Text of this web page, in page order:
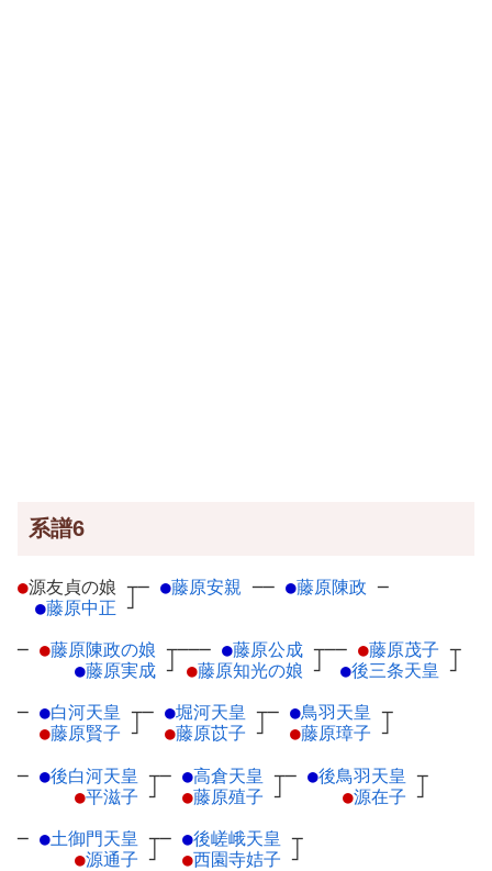
系譜6
●源友貞の娘 ┬
●藤原中正 ┘
─ ●藤原安親 ── ●藤原陳政 ─
─ ●藤原陳政の娘 ┬
●藤原実成 ┘
─── ●藤原公成 ┬
●藤原知光の娘 ┘
── ●藤原茂子 ┬
●後三条天皇 ┘
─ ●白河天皇 ┬
●藤原賢子 ┘
─ ●堀河天皇 ┬
●藤原苡子 ┘
─ ●鳥羽天皇 ┬
●藤原璋子 ┘
─ ●後白河天皇 ┬
●平滋子 ┘
─ ●高倉天皇 ┬
●藤原殖子 ┘
─ ●後鳥羽天皇 ┬
●源在子 ┘
─ ●土御門天皇 ┬
●源通子 ┘
─ ●後嵯峨天皇 ┬
●西園寺姞子 ┘